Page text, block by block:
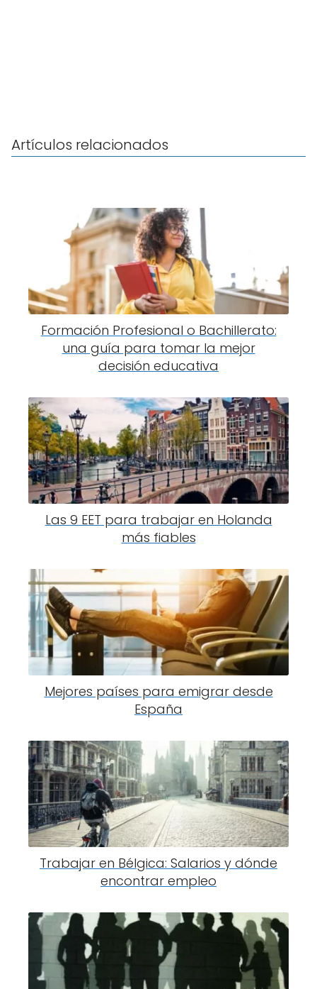
Artículos relacionados
Formación Profesional o Bachillerato:
una guía para tomar la mejor
decisión educativa
Las 9 EET para trabajar en Holanda
más fiables
Mejores países para emigrar desde
España
Trabajar en Bélgica: Salarios y dónde
encontrar empleo